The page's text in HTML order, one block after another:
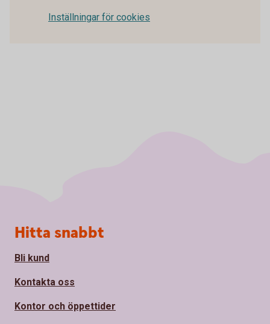
Inställningar för cookies
Sidfot
Hitta snabbt
Bli kund
Kontakta oss
Kontor och öppettider